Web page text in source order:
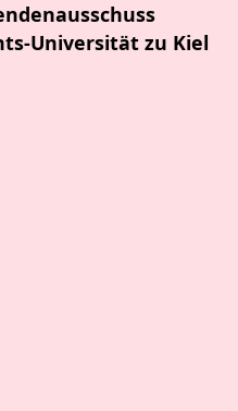
Universität zu Kiel